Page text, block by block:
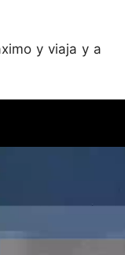
y viaja y a